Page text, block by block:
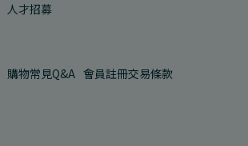
人才招募
購物常見Q&A 會員註冊交易條款